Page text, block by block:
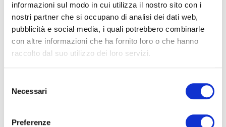
informazioni sul modo in cui utilizza il nostro sito con i
nostri partner che si occupano di analisi dei dati web,
pubblicità e social media, i quali potrebbero combinarle
con altre informazioni che ha fornito loro o che hanno
raccolto dal suo utilizzo dei loro servizi.
delNecessari
Preferenze
Ruolo*